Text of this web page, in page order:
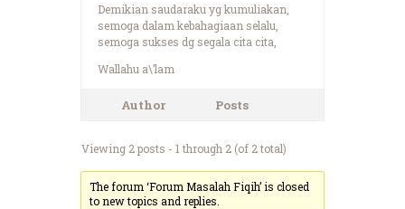
Demikian saudaraku yg kumuliakan,
semoga dalam kebahagiaan selalu,
semoga sukses dg segala cita cita,
Wallahu a\’lam
Author Posts
Viewing 2 posts - 1 through 2 (of 2 total)
The forum ‘Forum Masalah Fiqih’ is closed
to new topics and replies.